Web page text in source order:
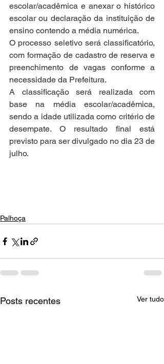
escolar/acadêmica e anexar o histórico
escolar ou declaração da instituição de
ensino contendo a média numérica.
O processo seletivo será classificatório,
com formação de cadastro de reserva e
preenchimento de vagas conforme a
necessidade da Prefeitura.
A classificação será realizada com
base na média escolar/acadêmica,
sendo a idade utilizada como critério de
desempate. O resultado final está
previsto para ser divulgado no dia 23 de
julho.
Palhoça
Posts recentes Ver tudo